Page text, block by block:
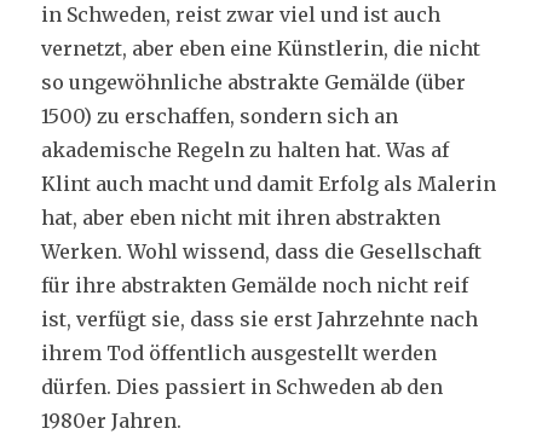
in Schweden, reist zwar viel und ist auch
vernetzt, aber eben eine Künstlerin, die nicht
so ungewöhnliche abstrakte Gemälde (über
1500) zu erschaffen, sondern sich an
akademische Regeln zu halten hat. Was af
Klint auch macht und damit Erfolg als Malerin
hat, aber eben nicht mit ihren abstrakten
Werken. Wohl wissend, dass die Gesellschaft
für ihre abstrakten Gemälde noch nicht reif
ist, verfügt sie, dass sie erst Jahrzehnte nach
ihrem Tod öffentlich ausgestellt werden
dürfen. Dies passiert in Schweden ab den
1980er Jahren.